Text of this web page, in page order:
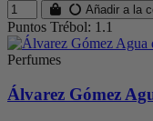
Añadir a la
Puntos Trébol: 1.1
Perfumes
Álvarez Gómez